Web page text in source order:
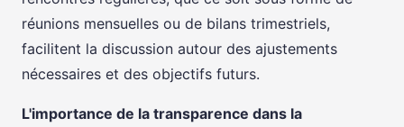
réunions mensuelles ou de bilans trimestriels,
facilitent la discussion autour des ajustements
nécessaires et des objectifs futurs.
L'importance de la transparence dans la